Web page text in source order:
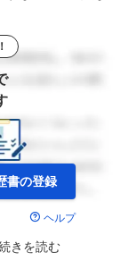
書の登録
ヘルプ
きを読む